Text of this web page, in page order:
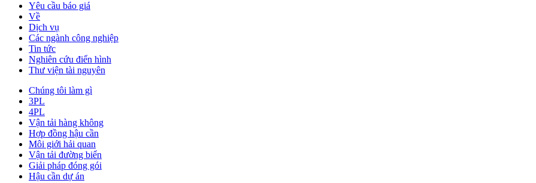
Yêu cầu báo giá
Về
Dịch vụ
Các ngành công nghiệp
Tin tức
Nghiên cứu điển hình
Thư viện tài nguyên
Chúng tôi làm gì
3PL
4PL
Vận tải hàng không
Hợp đồng hậu cần
Môi giới hải quan
Vận tải đường biển
Giải pháp đóng gói
Hậu cần dự án